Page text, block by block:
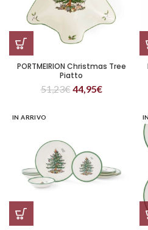
PORTMEIRION Christmas Tree
Piatto
51,23€44,95€
IN ARRIVO